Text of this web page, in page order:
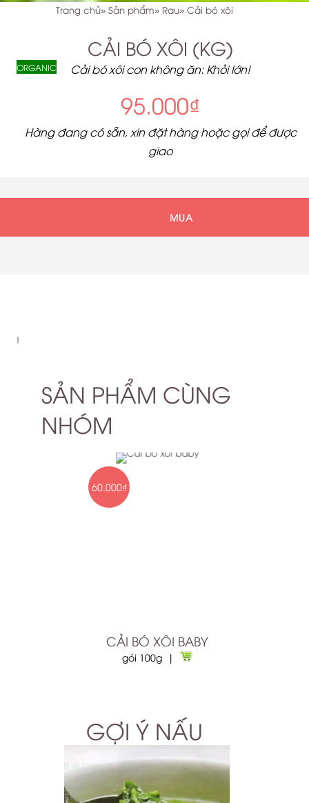
Trang chủ Sản phẩm Rau Cải bó xôi
CẢI BÓ XÔI (KG)
Cải bó xôi con không ăn: Khỏi lớn!
ORGANIC
95.000₫
Hàng đang có sẵn, xin đặt hàng hoặc gọi để được
giao
MUA
!
SẢN PHẨM CÙNG
NHÓM
60.000₫
CẢI BÓ XÔI BABY
gói 100g |
GỢI Ý NẤU